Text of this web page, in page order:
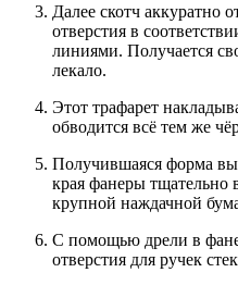
Далее скотч аккуратно
отверстия в
линиями. Получается
лекало.
Этот трафарет
обводится всё тем же
Получившаяся форма
края фанеры
крупной наждачной
С помощью дрели в
отверстия для ручек